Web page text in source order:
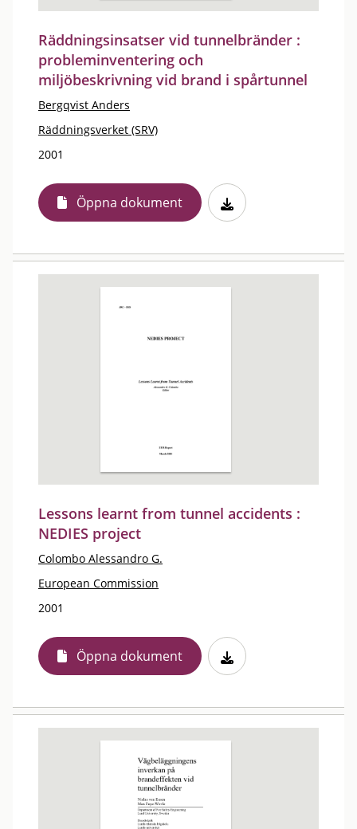
Räddningsinsatser vid tunnelbränder :
probleminventering och
miljöbeskrivning vid brand i spårtunnel
Bergqvist Anders
Räddningsverket (SRV)
2001
Öppna dokument
Lessons learnt from tunnel accidents :
NEDIES project
Colombo Alessandro G.
European Commission
2001
Öppna dokument